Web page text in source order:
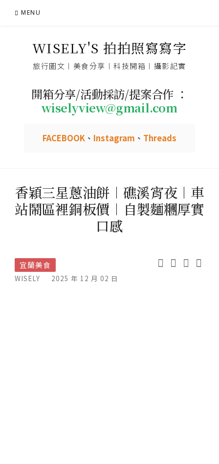
MENU
WISELY'S 拍拍照寫寫字
旅行圖文︱美食分享︱科技開箱︱攝影記實
開箱分享/活動採訪/提案合作 ：
wiselyview@gmail.com
FACEBOOK 、 Instagram 、 Threads
香穎三星蔥油餅︱礁溪宵夜︱車
站鬧區裡銅板價︱自製麵糰厚實
口感
宜蘭美食
WISELY 2025 年 12 月 02 日